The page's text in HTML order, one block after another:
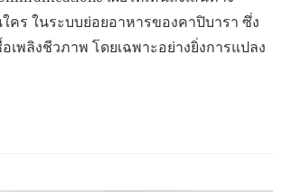
คร ในระบบย่อยอาหารของคาปิบารา ซึ่ง
เพลิงชีวภาพ โดยเฉพาะอย่างยิ่งการแปลง